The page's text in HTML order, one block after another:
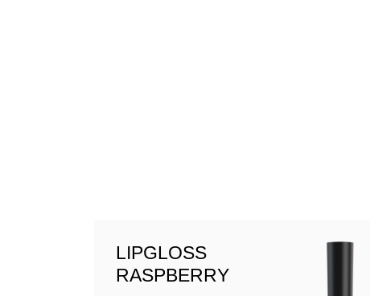
LIPGLOSS
RASPBERRY